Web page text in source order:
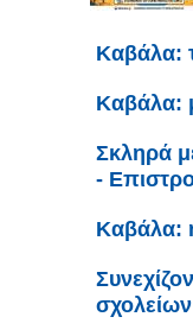
Καβάλα:
Καβάλα:
Σκληρά
-
Καβάλα: